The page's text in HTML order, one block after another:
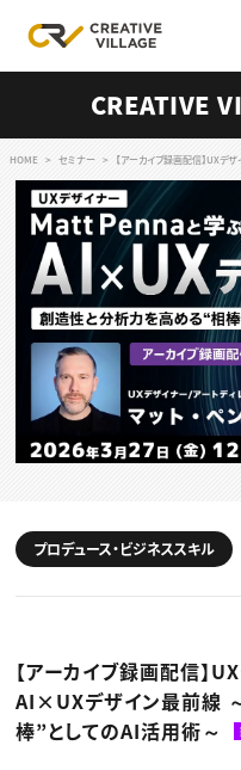
ログイン
RECRUIT
クリエイター求人を探す
CREATIVE JOB求人検
特集求人
採用説明会
転職支援サービス
CONTENTS
スキルアップしたい！
動画配信・映像制作
編集・ライティング
ディレクション
TOP Creator’s コラム
Webクリエイター
ゲームクリエイター
クリエイターインタビュ
C＆R Magazine
セミナー
ニュース・トレンド トップ
Web
映像
ゲーム・エンタメ
広告
CREATIVE
HOME セミナー 【アーカイブ録画配信】UX
プロデュース・ビジネススキル
【アーカイブ録画配信】
AI×UXデザイン最前線
棒”としてのAI活用術～